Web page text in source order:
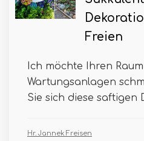
Freien
Ich möchte Ihren
Wartungsanlagen
Sie sich diese saftigen
Hr. Jannek Freisen